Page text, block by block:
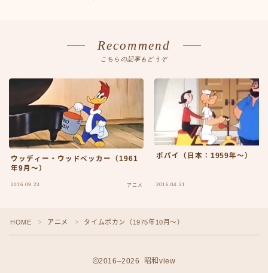
外車その他
年代別検索
日本車
日本車50-59
日本車60-69
日本車70-79
日本車80-89
日本車その他
Recommend
こちらの記事もどうぞ
ウッディー・ウッドペッカー（1961
年9月〜）
2016.09.23 アニメ
ポパイ（日本：1959年〜）
2016.04.21
HOME ＞ アニメ ＞ タイムボカン（1975年10月〜）
2016–2026 昭和view